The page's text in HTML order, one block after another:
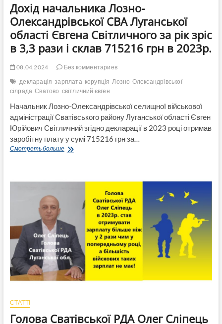
Дохід начальника Лозно-
Олександрівської СВА Луганської
області Євгена Світличного за рік зріс
в 3,3 рази і склав 715216 грн в 2023р.
08.04.2024
Без комментариев
декларація зарплата корупція Лозно-Олександрівської
сілрада Сватово світличний євген
Начальник Лозно-Олександрівської селищної військової
адміністрації Сватівського району Луганської області Євген
Юрійович Світличний згідно декларації в 2023 році отримав
заробітну плату у сумі 715216 грн за…
Смотреть большеДохід
СВА
області
Євгена
Світличного
рік
зріс
в
3,3
рази
і
в
СТАТТІ
Голова Сватівської РДА Олег Сліпець